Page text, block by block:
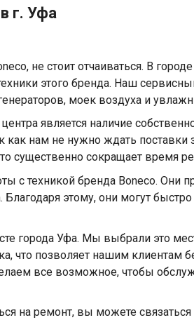
г. Уфа
не стоит отчаиваться. В
этого бренда. Наш
моек воздуха и
является наличие
нам не нужно ждать поставки
существенно сокращает время
техникой бренда Boneco. Они
этому, они могут
города Уфа. Мы выбрали это
что позволяет нашим клиентам
все возможное, чтобы
на ремонт, вы можете